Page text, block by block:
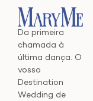
Da primeira
chamada à
última dança. O
vosso
Destination
Wedding de